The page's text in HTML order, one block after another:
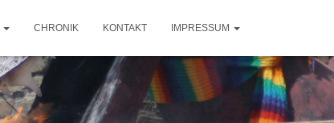
CHRONIK KONTAKT IMPRESSUM